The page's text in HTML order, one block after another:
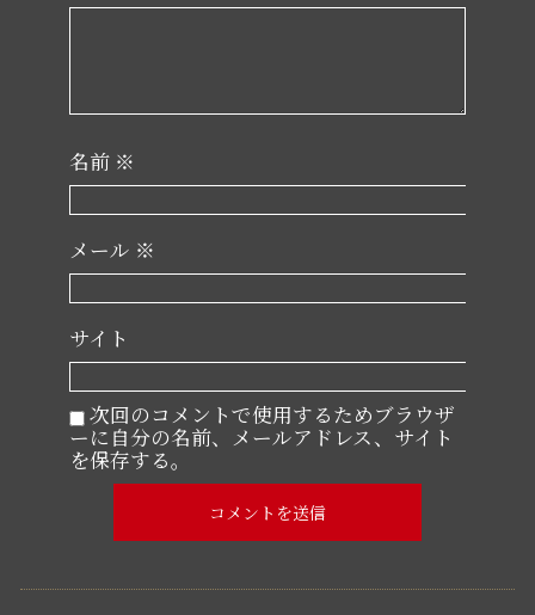
名前 ※
メール ※
サイト
次回のコメントで使用するためブラウザ
ーに自分の名前、メールアドレス、サイト
を保存する。